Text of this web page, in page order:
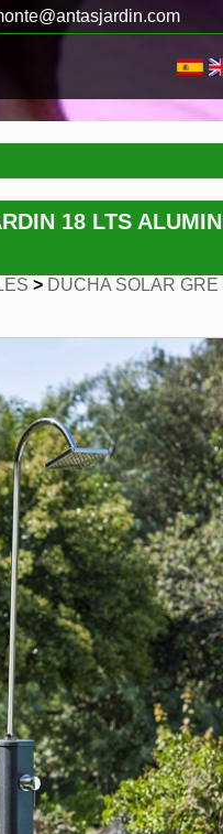
18 LTS
> DUCHA SOLAR GRE